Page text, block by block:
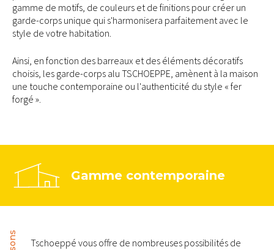
gamme de motifs, de couleurs et de finitions pour créer un
garde-corps unique qui s'harmonisera parfaitement avec le
style de votre habitation.
Ainsi, en fonction des barreaux et des éléments décoratifs
choisis, les garde-corps alu TSCHOEPPE, amènent à la maison
une touche contemporaine ou l'authenticité du style « fer
forgé ».
Gamme contemporaine
Tschoeppé vous offre de nombreuses possibilités de